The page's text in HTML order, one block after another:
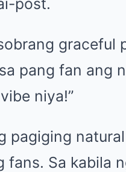
graceful
pang fan ang
niya!”
pagiging
fans. Sa kabila